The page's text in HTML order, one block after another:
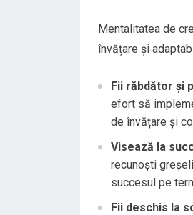
Mentalitatea de
învățare și
Fii răbdător și
efort să
de învățare și
Visează la
recunoști
succesul pe
Fii deschis la